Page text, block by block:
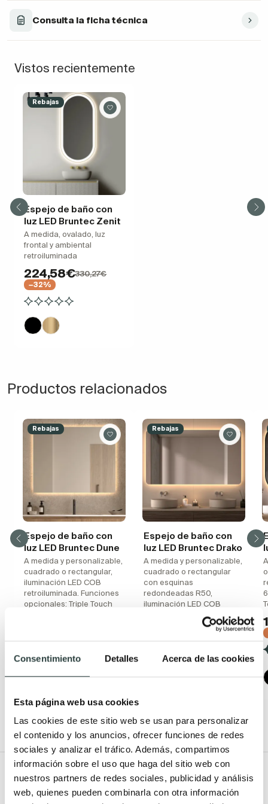
Consentimiento Detalles Acerca de las cookies
Esta página web usa cookies
Las cookies de este sitio web se usan para personalizar
el contenido y los anuncios, ofrecer funciones de redes
sociales y analizar el tráfico. Además, compartimos
información sobre el uso que haga del sitio web con
nuestros partners de redes sociales, publicidad y análisis
web, quienes pueden combinarla con otra información
Consulta la ficha técnica
Vistos recientemente
Rebajas
Espejo de baño con
luz LED Bruntec Zenit
A medida, ovalado, luz
frontal y ambiental
retroiluminada
224,58€330,27€
−32%
Productos relacionados
Rebajas
Espejo de baño con
luz LED Bruntec Dune
A medida y personalizable,
cuadrado o rectangular,
iluminación LED COB
retroiluminada. Funciones
opcionales: Triple Touch
99,65€146,54€
−32%
medidas
Rebajas
Espejo de baño con
luz LED Bruntec Drako
A medida y personalizable,
cuadrado o rectangular
con esquinas
redondeadas R50,
iluminación LED COB
retroiluminada y Triple
Touch inteligente
109,00€160,29€
−32%
Todo Muebles de baño